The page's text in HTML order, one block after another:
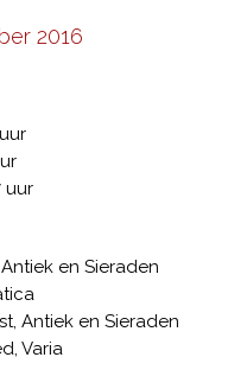
2016
uur
en Sieraden
Antiek en Sieraden
Varia